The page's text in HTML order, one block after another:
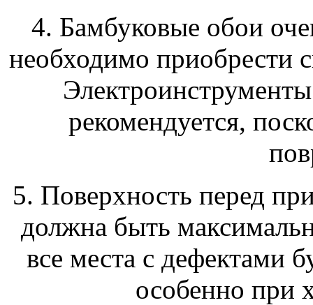
4. Бамбуковые обои
необходимо приобрести
рекомендуется,
5. Поверхность перед
должна быть
все места с дефектами
особенно при